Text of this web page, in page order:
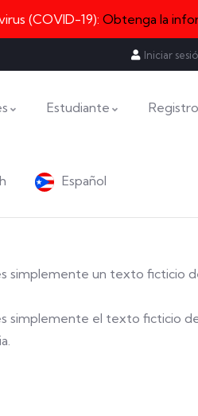
(COVID-19): Obtenga la
Iniciar
Estudiante Registro
Español
un texto ficticio
el texto ficticio